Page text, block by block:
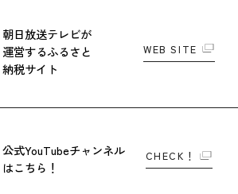
朝日放送テレビが
運営するふるさと
納税サイト
WEB SITE
公式YouTubeチャンネル
はこちら！
CHECK！